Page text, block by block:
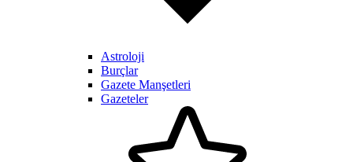
Astroloji
Burçlar
Gazete Manşetleri
Gazeteler